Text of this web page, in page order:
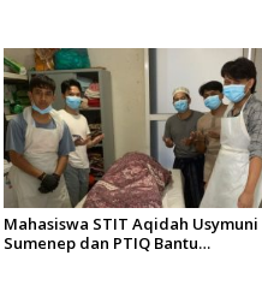
Mahasiswa STIT Aqidah Usymuni
Sumenep dan PTIQ Bantu